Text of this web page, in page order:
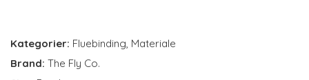
Kategorier: Fluebinding, Materiale
Brand: The Fly Co.